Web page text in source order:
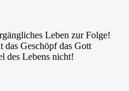
Leben zur Folge!
das Geschöpf das Gott
des Lebens nicht!